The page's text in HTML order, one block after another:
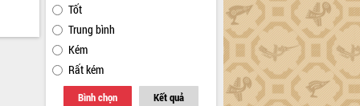
Tốt
Trung bình
Kém
Rất kém
Bình chọn Kết quả